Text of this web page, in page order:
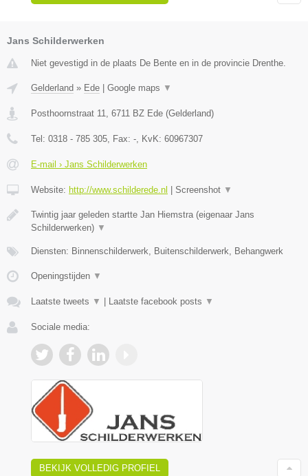
Jans Schilderwerken
Niet gevestigd in de plaats De Bente en in de provincie Drenthe.
Gelderland » Ede Google maps ▼
Posthoornstraat 11 6711 BZ Ede (Gelderland)
Tel: 0318 - 785 305 , Fax: - , KvK: 60967307
E-mail › Jans Schilderwerken
Website: http://www.schilderede.nl Screenshot ▼
Twintig jaar geleden startte Jan Hiemstra (eigenaar Jans
Schilderwerken) ▼
Diensten: Binnenschilderwerk, Buitenschilderwerk, Behangwerk
Openingstijden ▼
Laatste tweets ▼ Laatste facebook posts ▼
Sociale media:
BEKIJK VOLLEDIG PROFIEL